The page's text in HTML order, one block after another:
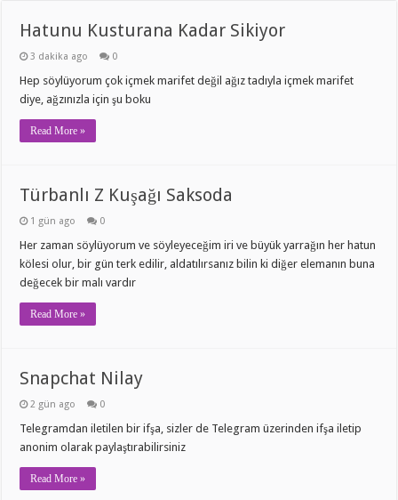
Hatunu Kusturana Kadar Sikiyor
3 dakika ago 0
Hep söylüyorum çok içmek marifet değil ağız tadıyla içmek marifet
diye, ağzınızla için şu boku
Read More »
Türbanlı Z Kuşağı Saksoda
1 gün ago 0
Her zaman söylüyorum ve söyleyeceğim iri ve büyük yarrağın her hatun
kölesi olur, bir gün terk edilir, aldatılırsanız bilin ki diğer elemanın buna
değecek bir malı vardır
Read More »
Snapchat Nilay
2 gün ago 0
Telegramdan iletilen bir ifşa, sizler de Telegram üzerinden ifşa iletip
anonim olarak paylaştırabilirsiniz
Read More »